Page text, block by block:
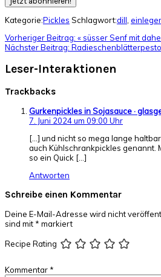
Kategorie:Pickles Schlagwort:dill
Vorheriger Beitrag: « süsser Senf mit
Nächster Beitrag:
Leser-Interaktionen
Trackbacks
Gurkenpickles in Sojasauce ·
7. Juni 2024 um 09:00 Uhr
[…] und nicht so mega lange
auch Kühlschrankpickles genannt.
so ein Quick […]
Antworten
Schreibe einen Kommentar
Deine E-Mail-Adresse wird nicht
sind mit * markiert
Recipe Rating
Kommentar *